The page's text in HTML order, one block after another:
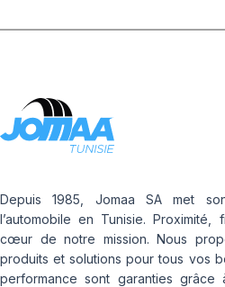
Depuis 1985, Jomaa SA met
l’automobile en Tunisie.
cœur de notre mission. Nous
produits et solutions pour tous vos
performance sont garanties